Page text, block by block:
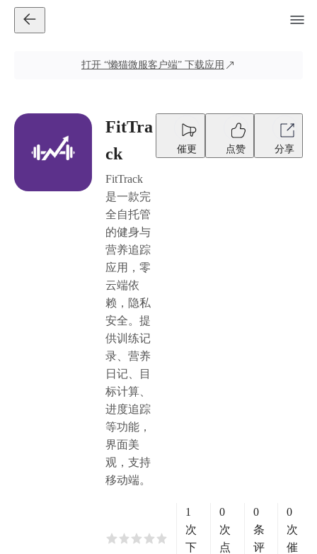
打开 “懒猫微服客户端” 下载应用
FitTra
ck
FitTrack
是一款完
全自托管
的健身与
营养追踪
应用，零
云端依
赖，隐私
安全。提
供训练记
录、营养
日记、目
标计算、
进度追踪
等功能，
界面美
观，支持
移动端。
催更 点赞 分享
1
次
下
0
次
点
0
条
评
0
次
催